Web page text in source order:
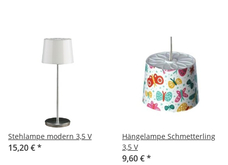
Stehlampe modern 3,5 V
15,20 €*
Hängelampe Schmetterling
3,5 V
9,60 €*